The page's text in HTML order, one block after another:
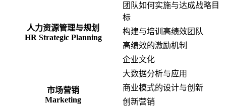
人力资源管理与规划
HR Strategic Planning
团队如何实施与达成战略目
标
构建与培训高绩效团队
高绩效的激励机制
企业文化
市场营销
Marketing
大数据分析与应用
商业模式的设计与创新
创新营销